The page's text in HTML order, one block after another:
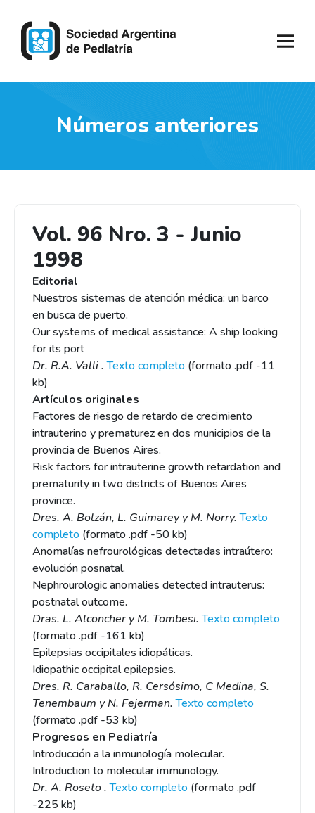
Números anteriores
Vol. 96 Nro. 3 - Junio
1998
Editorial
Nuestros sistemas de atención médica: un barco
en busca de puerto.
Our systems of medical assistance: A ship looking
for its port
Dr. R.A. Valli .Texto completo (formato .pdf -11
kb)
Artículos originales
Factores de riesgo de retardo de crecimiento
intrauterino y prematurez en dos municipios de la
provincia de Buenos Aires.
Risk factors for intrauterine growth retardation and
prematurity in two districts of Buenos Aires
province.
Dres. A. Bolzán, L. Guimarey y M. Norry.Texto
completo (formato .pdf -50 kb)
Anomalías nefrourológicas detectadas intraútero:
evolución posnatal.
Nephrourologic anomalies detected intrauterus:
postnatal outcome.
Dras. L. Alconcher y M. Tombesi.Texto completo
(formato .pdf -161 kb)
Epilepsias occipitales idiopáticas.
Idiopathic occipital epilepsies.
Dres. R. Caraballo, R. Cersósimo, C Medina, S.
Tenembaum y N. Fejerman.Texto completo
(formato .pdf -53 kb)
Progresos en Pediatría
Introducción a la inmunología molecular.
Introduction to molecular immunology.
Dr. A. Roseto .Texto completo (formato .pdf
-225 kb)